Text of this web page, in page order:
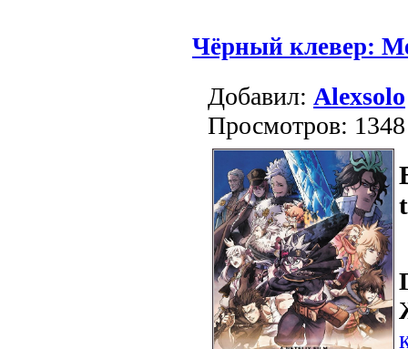
Чёрный клевер:
Добавил: Alexsolo
Просмотров: 1348